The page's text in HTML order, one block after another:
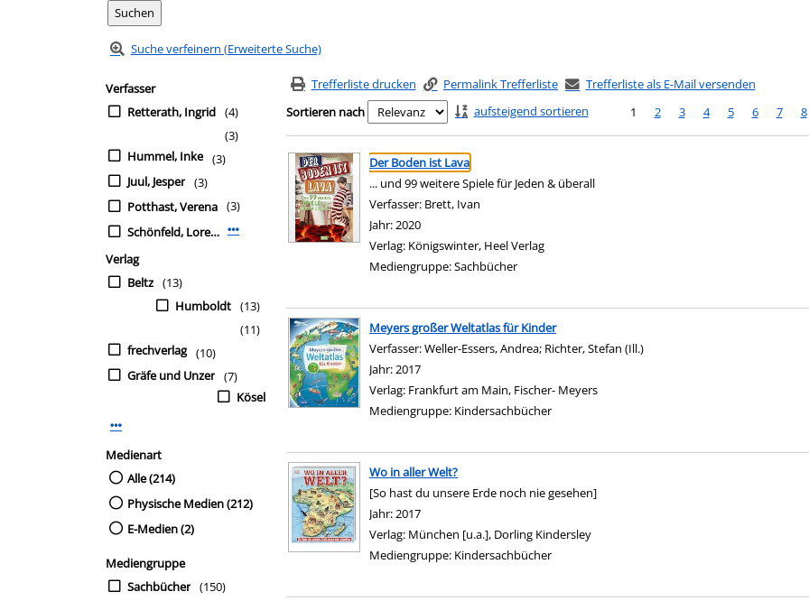
Suche verfeinern (Erweiterte Suche)
Suchfilter
Zur Trefferliste springen
Verfasser
Retterath, Ingrid (4)
Hummel, Inke
(3)
Juul, Jesper
(3)
Potthast, Verena
(3)
Schönfeld, Lorena
(3)
Mehr Verfasser-Filter anzeigen
Verlag
Beltz (13)
Humboldt (13)
frechverlag
(11)
Gräfe und Unzer
(10)
Kösel
(7)
Medienart
Alle (214)
Physische Medien (212)
E-Medien (2)
Mediengruppe
Sachbücher (150)
Trefferliste drucken Permalink Trefferliste
Trefferliste als E-Mail versenden
Sortieren nach
aufsteigend sortieren 1 2 3 4 5 6 7 8
Suchergebnis
Zu den Suchfiltern springen
Der Boden ist Lava
... und 99 weitere Spiele für Jeden & überall
Verfasser: Brett, Ivan
Jahr:2020
Verlag: Königswinter, Heel Verlag
Mediengruppe:Sachbücher
Meyers großer Weltatlas für Kinder
Verfasser:Weller-Essers, Andrea; Richter, Stefan (Ill.)
Jahr:2017
Verlag: Frankfurt am Main, Fischer- Meyers
Mediengruppe: Kindersachbücher
Wo in aller Welt?
[So hast du unsere Erde noch nie gesehen]
Suche nach diesem Verfasser
Jahr:2017
Verlag: München [u.a.], Dorling Kindersley
Mediengruppe: Kindersachbücher